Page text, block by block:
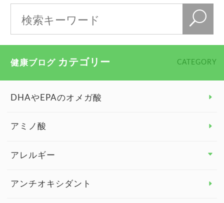
健康ブログ カテゴリー CATEGORY
DHAやEPAのオメガ酸
アミノ酸
アレルギー
アレルギー トップ
アンチオキシダント